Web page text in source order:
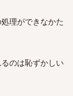
理ができなかた
のは恥ずかしい